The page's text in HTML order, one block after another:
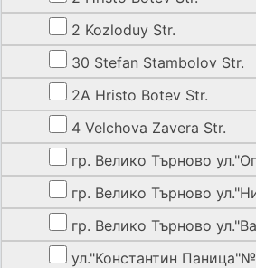
2 Kozloduy Str.
30 Stefan Stambolov Str.
2A Hristo Botev Str.
4 Velchova Zavera Str.
гр. Велико Търново
гр. Велико Търново
гр. Велико Търново
ул."Константин